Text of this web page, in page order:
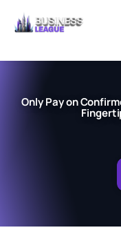
Only Pay on